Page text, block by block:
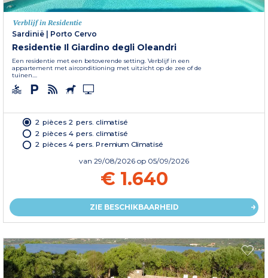
Verblijf in Residentie
Sardinië
Porto Cervo
Residentie Il Giardino degli Oleandri
Een residentie met een betoverende setting. Verblijf in een
appartement met airconditioning met uitzicht op de zee of de
tuinen....
2 pièces 2 pers. climatisé
2 pièces 4 pers. climatisé
2 pièces 4 pers. Premium Climatisé
van 29/08/2026 op 05/09/2026
€ 1.640
ZIE BESCHIKBAARHEID